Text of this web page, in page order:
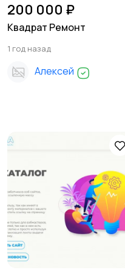
200 000 ₽
Квадрат Ремонт
1 год назад
Алексей